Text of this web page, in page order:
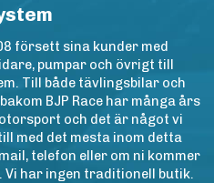
försett sina kunder med
pumpar och övrigt till
Till både tävlingsbilar och
BJP Race har många års
och det är något vi
med det mesta inom detta
telefon eller om ni kommer
har ingen traditionell butik.